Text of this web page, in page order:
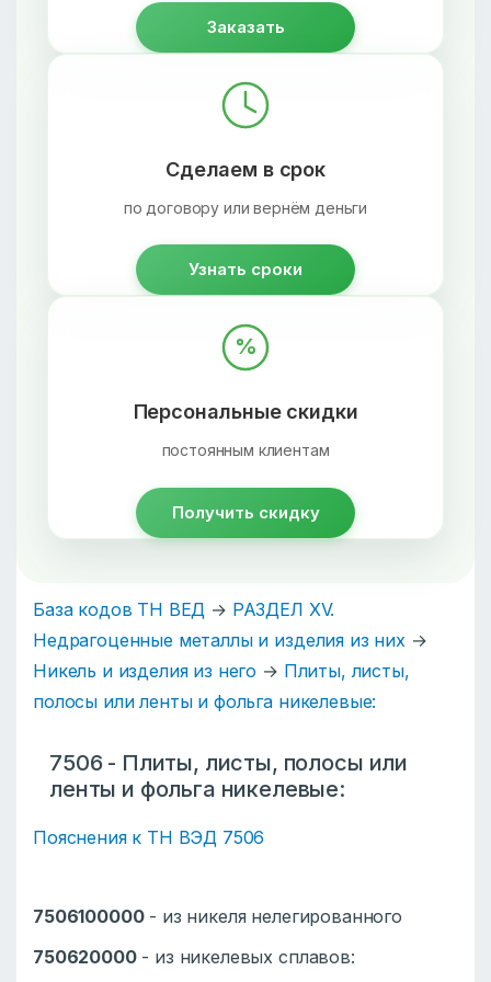
Заказать
Сделаем в срок
по договору или вернём деньги
Узнать сроки
%
Персональные скидки
постоянным клиентам
Получить скидку
База кодов ТН ВЕД → РАЗДЕЛ XV.
Недрагоценные металлы и изделия из них →
Никель и изделия из него → Плиты, листы,
полосы или ленты и фольга никелевые:
7506 - Плиты, листы, полосы или
ленты и фольга никелевые:
Пояснения к ТН ВЭД 7506
7506100000 - из никеля нелегированного
750620000 - из никелевых сплавов: